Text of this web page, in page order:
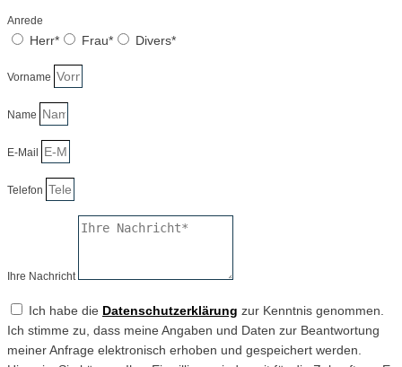
Anrede
Herr* Frau* Divers*
Vorname
Name
E-Mail
Telefon
Ihre Nachricht
Ich habe die Datenschutzerklärung zur Kenntnis genommen.
Ich stimme zu, dass meine Angaben und Daten zur Beantwortung
meiner Anfrage elektronisch erhoben und gespeichert werden.